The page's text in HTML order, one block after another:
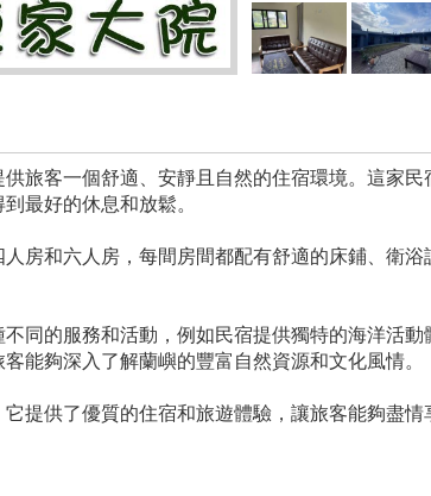
旅客一個舒適、安靜且自然的住宿環境。這家民
最好的休息和放鬆。
房和六人房，每間房間都配有舒適的床鋪、衛浴
同的服務和活動，例如民宿提供獨特的海洋活動
能夠深入了解蘭嶼的豐富自然資源和文化風情。
提供了優質的住宿和旅遊體驗，讓旅客能夠盡情